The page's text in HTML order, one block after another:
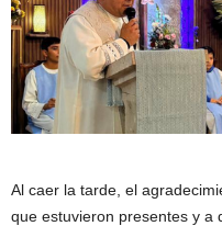
Al caer la tarde, el
que estuvieron presentes y a